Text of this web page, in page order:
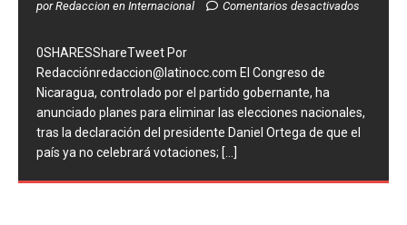
por Redaccion en Internacional
0SHARESShareTweet Por
Redacciónredaccion@latinocc.com El Congreso de
Nicaragua, controlado por el partido gobernante, ha
anunciado planes para eliminar las elecciones nacionales,
tras la declaración del presidente Daniel Ortega de que el
país ya no celebrará votaciones; [...]